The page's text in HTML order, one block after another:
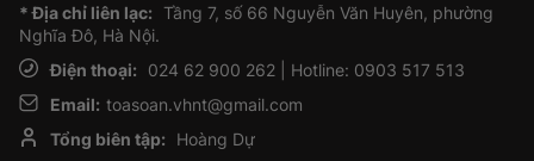
* Địa chỉ liên lạc: Tầng 7, số 66 Nguyễn Văn Huyên, phường
Nghĩa Đô, Hà Nội.
Điện thoại:
024 62 900 262 | Hotline: 0903 517 513
Email: toasoan.vhnt@gmail.com
Tổng biên tập:
Hoàng Dự